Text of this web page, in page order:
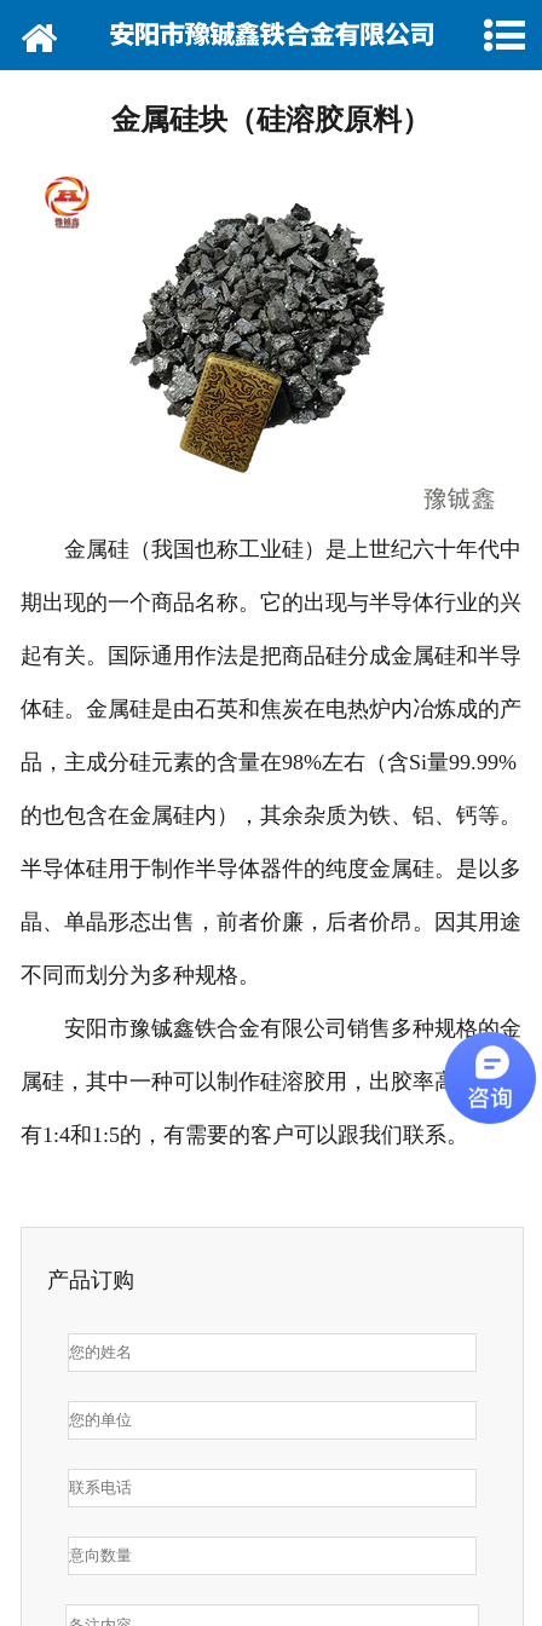
网站首页
产品展示
产品行情
金属硅块（硅溶胶原料）
金属硅（我国也称工业硅）是上世纪六十年代中
期出现的一个商品名称。它的出现与半导体行业的兴
起有关。国际通用作法是把商品硅分成金属硅和半导
体硅。金属硅是由石英和焦炭在电热炉内冶炼成的产
品，主成分硅元素的含量在98%左右（含Si量99.99%
的也包含在金属硅内），其余杂质为铁、铝、钙等。
半导体硅用于制作半导体器件的纯度金属硅。是以多
晶、单晶形态出售，前者价廉，后者价昂。因其用途
不同而划分为多种规格。
安阳市豫铖鑫铁合金有限公司销售多种规格的金
属硅，其中一种可以制作硅溶胶用，出胶率高，比例
有1:4和1:5的，有需要的客户可以跟我们联系。
产品订购